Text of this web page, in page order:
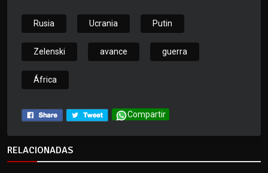
Rusia Ucrania Putin
Zelenski avance guerra
África
Compartir
RELACIONADAS